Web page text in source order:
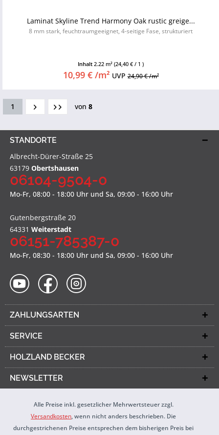
Laminat Skyline Trend Harmony Oak rustic greige...
8 mm stark, feuchtraumgeeignet, 4-seitige Fase, strukturiert
Inhalt 2.22 m² (24,40 € / 1 )
10,99 € /m² UVP24,90 € /m²
1 von 8
STANDORTE
Albrecht-Dürer-Straße 25
63179 Obertshausen
06104-9504-0
Mo-Fr, 08:00 - 18:00 Uhr und Sa, 09:00 - 16:00 Uhr
Gutenbergstraße 20
64331 Weiterstadt
06151-785387-0
Mo-Fr, 08:30 - 18:00 Uhr und Sa, 09:00 - 16:00 Uhr
ZAHLUNGSARTEN
SERVICE
HOLZLAND BECKER
NEWSLETTER
Alle Preise inkl. gesetzlicher Mehrwertsteuer zzgl.
Versandkosten, wenn nicht anders beschrieben. Die
durchgestrichenen Preise entsprechen dem bisherigen Preis bei